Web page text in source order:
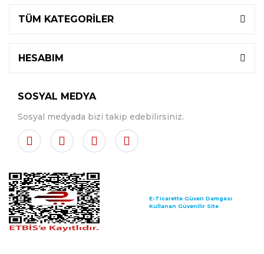
TÜM KATEGORİLER
HESABIM
SOSYAL MEDYA
Sosyal medyada bizi takip edebilirsiniz.
E-Ticarette Güven Damgası
Kullanan Güvenilir Site